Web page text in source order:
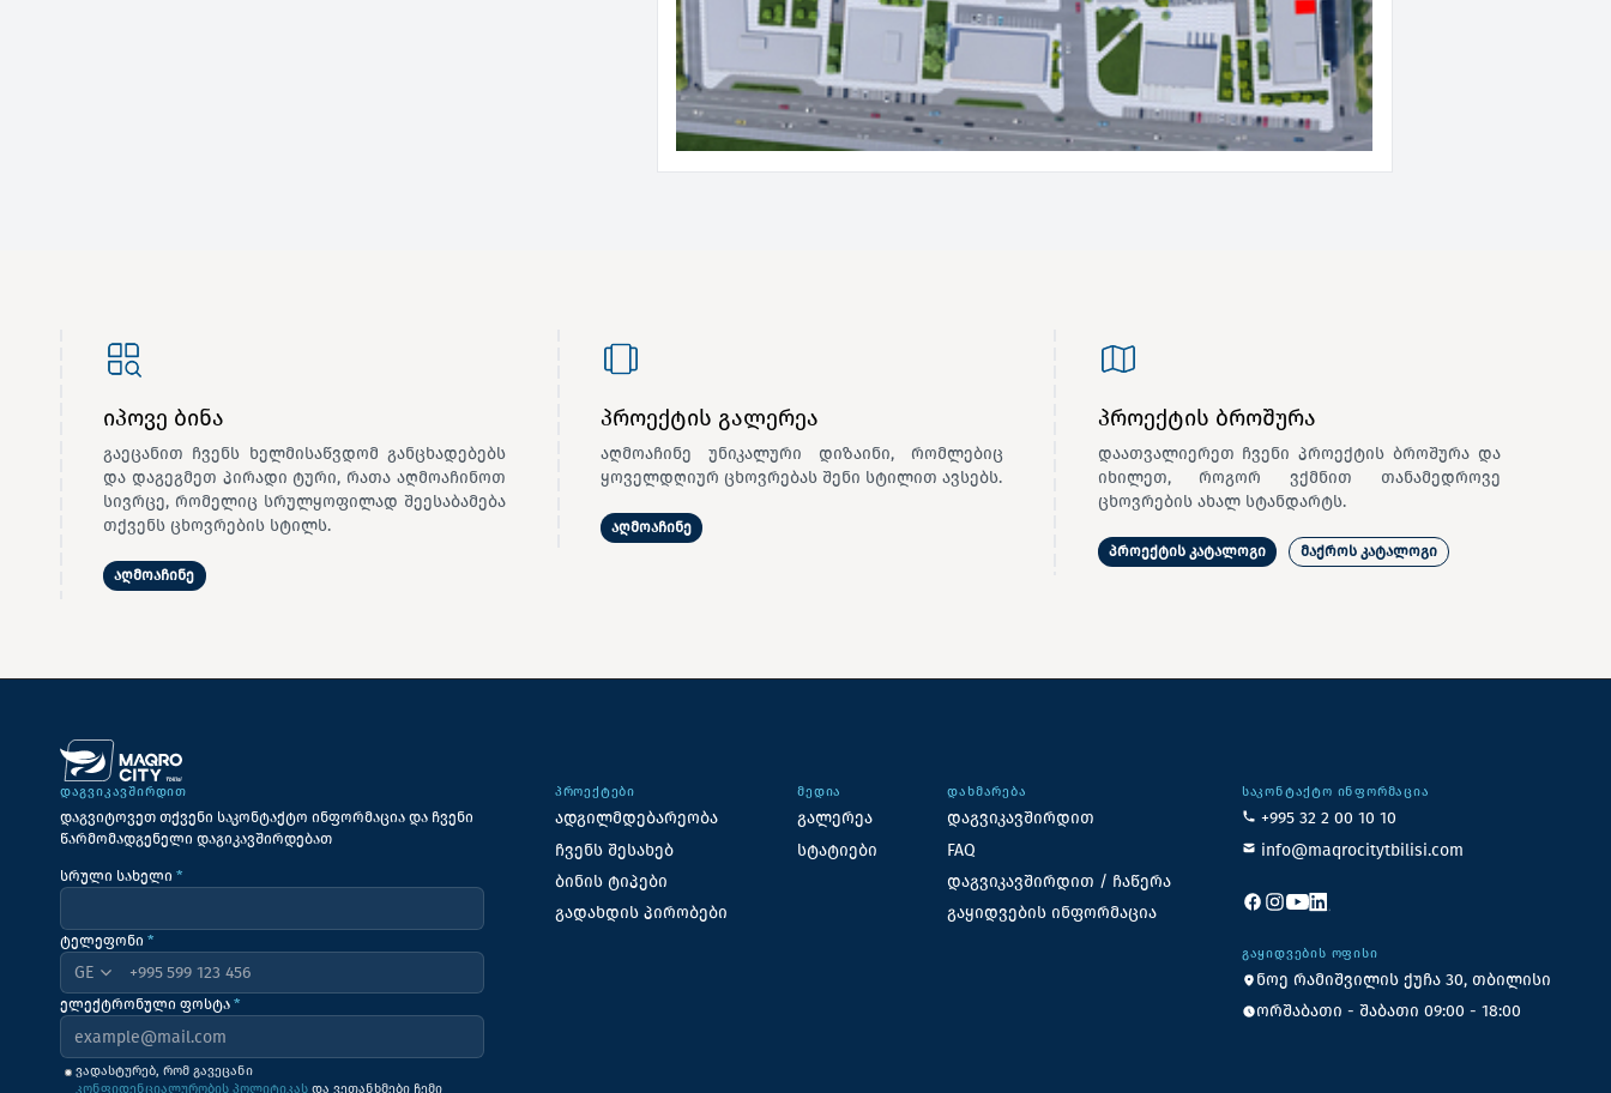
იპოვე ბინა
გაეცანით ჩვენს ხელმისაწვდომ განცხადებებს
და დაგეგმეთ პირადი ტური, რათა აღმოაჩინოთ
სივრცე, რომელიც სრულყოფილად შეესაბამება
თქვენს ცხოვრების სტილს.
აღმოაჩინე
პროექტის გალერეა
აღმოაჩინე უნიკალური დიზაინი, რომლებიც
ყოველდღიურ ცხოვრებას შენი სტილით ავსებს.
აღმოაჩინე
პროექტის ბროშურა
დაათვალიერეთ ჩვენი პროექტის ბროშურა და
იხილეთ, როგორ ვქმნით თანამედროვე
ცხოვრების ახალ სტანდარტს.
პროექტის კატალოგი მაქროს კატალოგი
ᲓᲐᲒᲕᲘᲙᲐᲕᲨᲘᲠᲓᲘᲗ
დაგვიტოვეთ თქვენი საკონტაქტო ინფორმაცია და ჩვენი
წარმომადგენელი დაგიკავშირდებათ
სრული სახელი *
ტელეფონი *
+995
ელექტრონული ფოსტა *
ვადასტურებ, რომ გავეცანი
კონფიდენციალურობის პოლიტიკას და ვეთანხმები ჩემი
ᲞᲠᲝᲔᲥᲢᲔᲑᲘ
ადგილმდებარეობა
ჩვენს შესახებ
ბინის ტიპები
გადახდის პირობები
ᲛᲔᲓᲘᲐ
გალერეა
სტატიები
ᲓᲐᲮᲛᲐᲠᲔᲑᲐ
დაგვიკავშირდით
FAQ
დაგვიკავშირდით / ჩაწერა
გაყიდვების ინფორმაცია
ᲡᲐᲙᲝᲜᲢᲐᲥᲢᲝ ᲘᲜᲤᲝᲠᲛᲐᲪᲘᲐ
+995 32 2 00 10 10
info@maqrocitytbilisi.com
ᲒᲐᲧᲘᲓᲕᲔᲑᲘᲡ ᲝᲤᲘᲡᲘ
ნოე რამიშვილის ქუჩა 30, თბილისი
ორშაბათი - შაბათი 09:00 - 18:00